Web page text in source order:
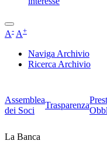
A- A+
Naviga Archivio
Ricerca Archivio
Assemblea
dei Soci
Trasparenza
La Banca